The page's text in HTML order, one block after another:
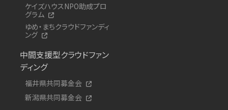
ケイズハウスNPO助成プロ
グラム
ゆめ・まちクラウドファンディ
ング
中間支援型クラウドファン
ディング
福井県共同募金会
新潟県共同募金会